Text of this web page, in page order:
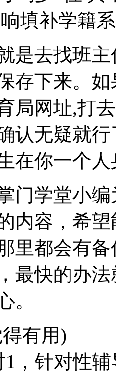
填补学籍
是去找班
存下来。
局网址,打
认无疑就
在你一个
门学堂小
内容，希
里都会有
最快的办
。
有用)
，针对性